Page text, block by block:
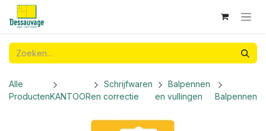
Overslaan naar inhoud
Alle
ProductenKANTOOR
Schrijfwaren
en correctie
Balpennen
en vullingen
Balpennen